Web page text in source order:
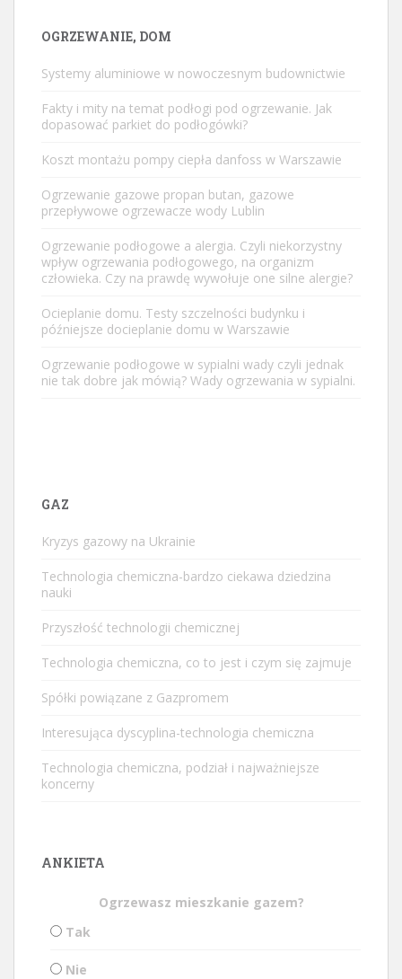
OGRZEWANIE, DOM
Systemy aluminiowe w nowoczesnym budownictwie
Fakty i mity na temat podłogi pod ogrzewanie. Jak
dopasować parkiet do podłogówki?
Koszt montażu pompy ciepła danfoss w Warszawie
Ogrzewanie gazowe propan butan, gazowe
przepływowe ogrzewacze wody Lublin
Ogrzewanie podłogowe a alergia. Czyli niekorzystny
wpływ ogrzewania podłogowego, na organizm
człowieka. Czy na prawdę wywołuje one silne alergie?
Ocieplanie domu. Testy szczelności budynku i
późniejsze docieplanie domu w Warszawie
Ogrzewanie podłogowe w sypialni wady czyli jednak
nie tak dobre jak mówią? Wady ogrzewania w sypialni.
GAZ
Kryzys gazowy na Ukrainie
Technologia chemiczna-bardzo ciekawa dziedzina
nauki
Przyszłość technologii chemicznej
Technologia chemiczna, co to jest i czym się zajmuje
Spółki powiązane z Gazpromem
Interesująca dyscyplina-technologia chemiczna
Technologia chemiczna, podział i najważniejsze
koncerny
ANKIETA
Ogrzewasz mieszkanie gazem?
Tak
Nie